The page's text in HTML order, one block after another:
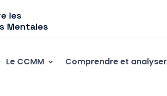
les
Mentales
Le CCMM Comprendre et analyser